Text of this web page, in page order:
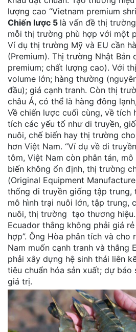
lượng cao “Vietnam premium
Chiến lược 5 là vấn đề thị
mỗi thị trường phù hợp với một
Ví dụ thị trường Mỹ và EU cần
(Premium). Thị trường Nhật Bản
premium; chất lượng cao). Với
volume lớn; hàng thường
đầu); giá cạnh tranh. Còn thị
châu Á, có thể là hàng đông
Về chiến lược cuối cùng, về tích
tích các yếu tố như di truyền,
nuôi, chế biến hay thị trường
hơn Việt Nam. “Ví dụ về di
tôm, Việt Nam còn phân tán,
biến không ổn định, thị trường
(Original Equipment
thống di truyền giống tập trung,
mô hình trại nuôi lớn, tập trung,
nuôi, thị trường tạo thương
Ecuador thắng không phải giá
hợp”. Ông Hòa phân tích và cho
Nam muốn cạnh tranh và thắng
phải xây dựng hệ sinh thái liên
tiêu chuẩn hóa sản xuất; dự báo
giá trị.